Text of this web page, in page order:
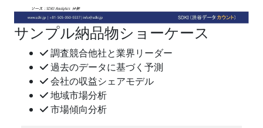
サンプル納品物ショーケース
調査競合他社と業界リーダー
過去のデータに基づく予測
会社の収益シェアモデル
地域市場分析
市場傾向分析